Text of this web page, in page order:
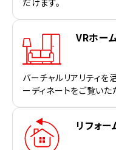
だけます。
VRホー
バーチャルリアリティを
ーディネートをご覧いた
リフォー